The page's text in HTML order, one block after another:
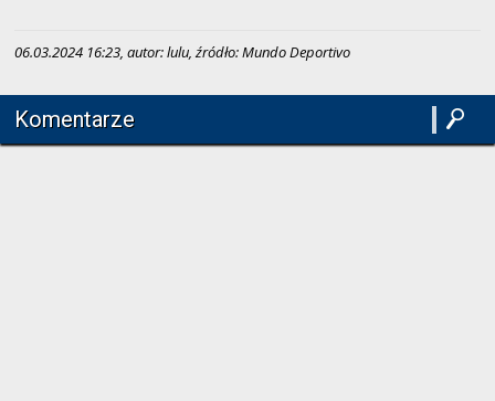
06.03.2024 16:23, autor: lulu, źródło: Mundo Deportivo
Komentarze